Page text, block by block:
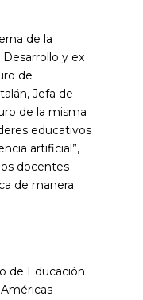
de la
y ex
de
Jefa de
de la misma
educativos
artificial”,
docentes
de manera
de Educación